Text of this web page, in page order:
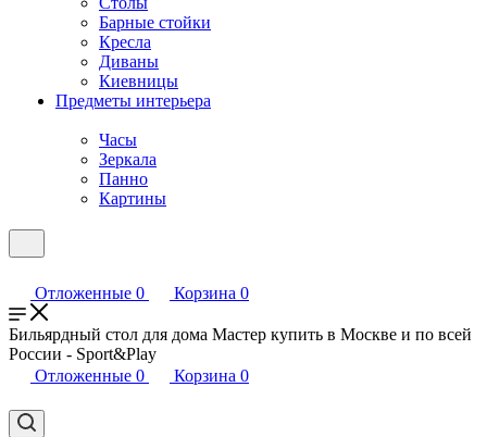
Барные стойки
Кресла
Диваны
Киевницы
Предметы интерьера
Часы
Зеркала
Панно
Картины
Отложенные 0 Корзина 0
Бильярдный стол для дома Мастер купить в Москве и по всей
России - Sport&Play
Отложенные 0 Корзина 0